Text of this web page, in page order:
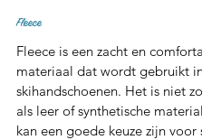
Fleece
Fleece is een zacht en
materiaal dat wordt gebruikt
skihandschoenen. Het is niet
als leer of synthetische
kan een goede keuze zijn voor